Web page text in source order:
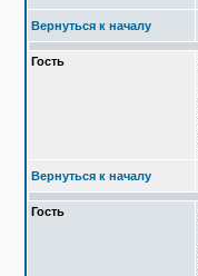
Вернуться к началу
Гость
Вернуться к началу
Гость